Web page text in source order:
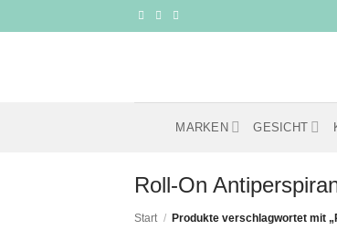
Inhalt
MARKEN GESICHT
Roll-On
Start / Produkte verschlagwortet mit